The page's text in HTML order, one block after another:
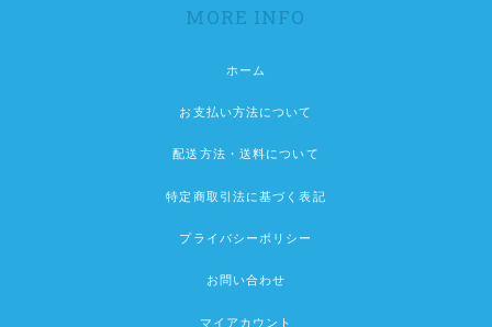
MORE INFO
ホーム
お支払い方法について
配送方法・送料について
特定商取引法に基づく表記
プライバシーポリシー
お問い合わせ
マイアカウント